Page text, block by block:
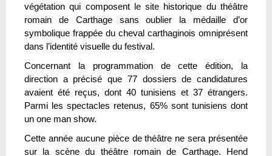
végétation qui composent le site historique du théâtre
romain de Carthage sans oublier la médaille d’or
symbolique frappée du cheval carthaginois omniprésent
dans l’identité visuelle du festival.
Concernant la programmation de cette édition, la
direction a précisé que 77 dossiers de candidatures
avaient été reçus, dont 40 tunisiens et 37 étrangers.
Parmi les spectacles retenus, 65% sont tunisiens dont
un one man show.
Cette année aucune pièce de théâtre ne sera présentée
sur la scène du théâtre romain de Carthage. Hend